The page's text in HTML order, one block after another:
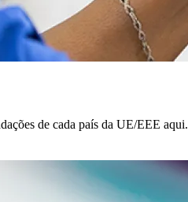
de cada país da UE/EEE aqui.